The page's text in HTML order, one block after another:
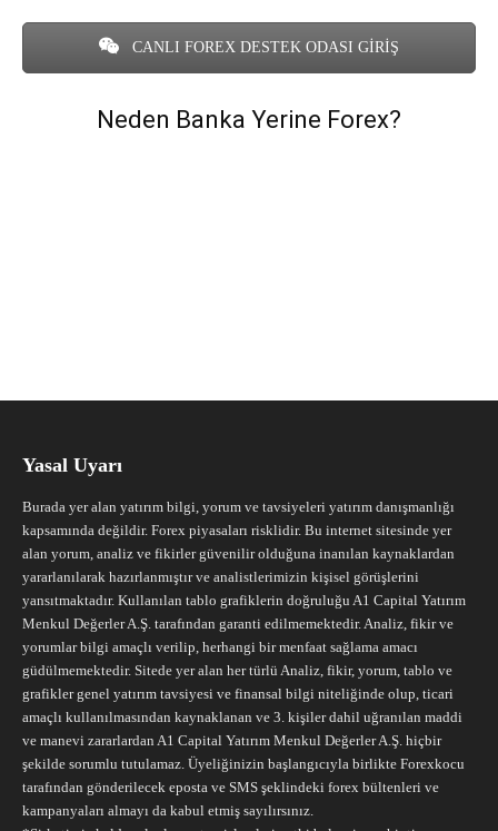
CANLI FOREX DESTEK ODASI GİRİŞ
Neden Banka Yerine Forex?
Yasal Uyarı
Burada yer alan yatırım bilgi, yorum ve tavsiyeleri yatırım danışmanlığı
kapsamında değildir. Forex piyasaları risklidir. Bu internet sitesinde yer
alan yorum, analiz ve fikirler güvenilir olduğuna inanılan kaynaklardan
yararlanılarak hazırlanmıştır ve analistlerimizin kişisel görüşlerini
yansıtmaktadır. Kullanılan tablo grafiklerin doğruluğu A1 Capital Yatırım
Menkul Değerler A.Ş. tarafından garanti edilmemektedir. Analiz, fikir ve
yorumlar bilgi amaçlı verilip, herhangi bir menfaat sağlama amacı
güdülmemektedir. Sitede yer alan her türlü Analiz, fikir, yorum, tablo ve
grafikler genel yatırım tavsiyesi ve finansal bilgi niteliğinde olup, ticari
amaçlı kullanılmasından kaynaklanan ve 3. kişiler dahil uğranılan maddi
ve manevi zararlardan A1 Capital Yatırım Menkul Değerler A.Ş. hiçbir
şekilde sorumlu tutulamaz. Üyeliğinizin başlangıcıyla birlikte Forexkocu
tarafından gönderilecek eposta ve SMS şeklindeki forex bültenleri ve
kampanyaları almayı da kabul etmiş sayılırsınız.